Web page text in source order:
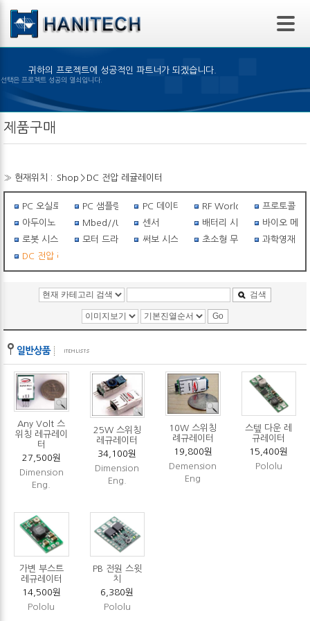
본문 바로가기
귀하의 프로젝트에 성공적인 파트너가 되겠습니다.
제품의 선택은 프로젝트 성공의 열쇠입니다.
제품구매
» 현재위치 : Shop > DC 전압 레귤레이터
PC 오실로스코프PC 샘플링스코프PC 데이터 로거 RF World
프로토콜 아
아두이노 세상
Mbed//USB I/O센서 배터리 시스템
바이오 메탈
로봇 시스템
모터 드라이버 써보 시스템 초소형 무선비행체과학영재 필
DC 전압 레귤레이터
검색
Any Volt 스
위칭 레규레이
터
27,500원
Dimension
Eng.
25W 스위칭
레규레이터
34,100원
Dimension
Eng.
10W 스위칭
례규레이터
19,800원
Demension
Eng
스텦 다운 레
규레이터
15,400원
Pololu
가변 부스트
레규레이터
14,500원
Pololu
PB 전원 스윗
치
6,380원
Pololu